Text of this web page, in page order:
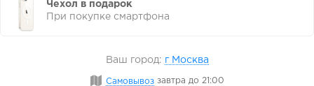
Чехол в подарок
При покупке смартфона
Ваш город: г Москва
Самовывоз завтра до 21:00